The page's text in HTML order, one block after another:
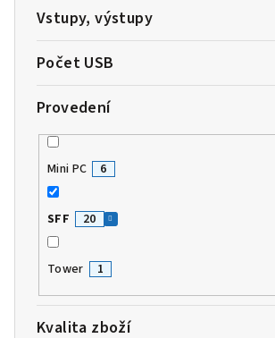
Vstupy, výstupy
Počet USB
Provedení
Mini PC 6
SFF 20
Tower 1
Kvalita zboží